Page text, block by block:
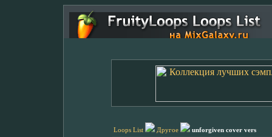
Loops List Другое unforgiven cover vers